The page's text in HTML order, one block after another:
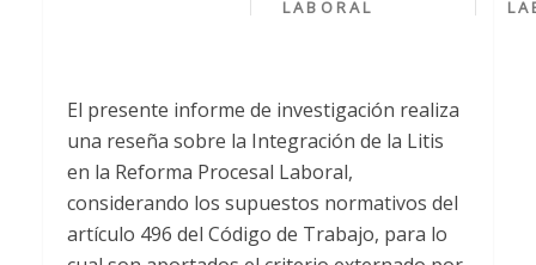
LABORAL
El presente informe de investigación realiza
una reseña sobre la Integración de la Litis
en la Reforma Procesal Laboral,
considerando los supuestos normativos del
artículo 496 del Código de Trabajo, para lo